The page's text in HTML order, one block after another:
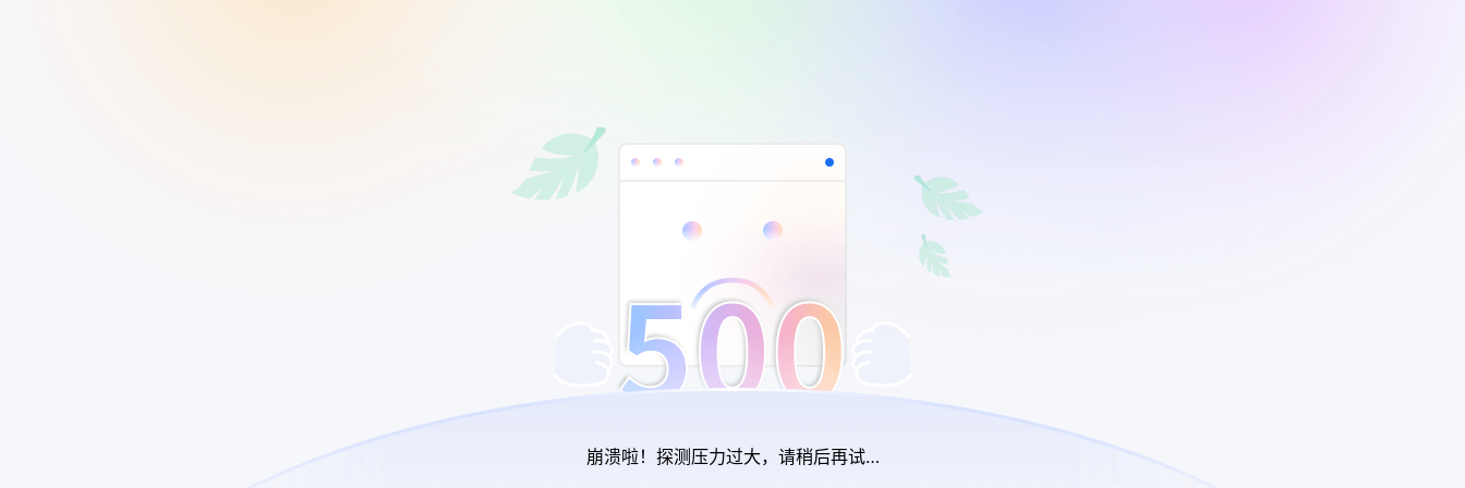
崩溃啦！探测压力过大，请稍后再试…